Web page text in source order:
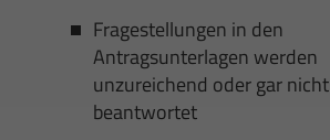
Fragestellungen in den
Antragsunterlagen werden
unzureichend oder gar nicht
beantwortet